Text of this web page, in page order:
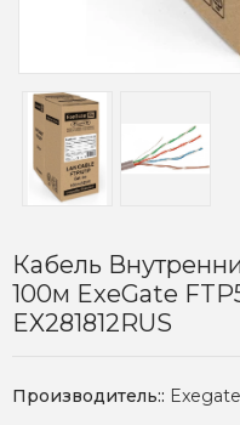
Кабель
100м ExeGate
EX281812RUS
Производитель:: Exegate